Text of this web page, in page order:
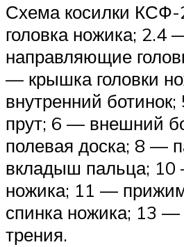
Схема косилки
головка ножика; 2.4
направляющие
— крышка головки
внутренний
прут; 6 — внешний
полевая доска; 8 —
вкладыш пальца; 10
ножика; 11 —
спинка ножика; 13 —
трения.